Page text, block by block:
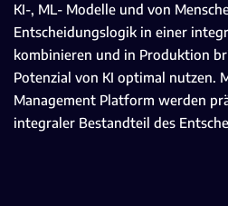
KI-, ML- Modelle und von
Entscheidungslogik in einer
kombinieren und in Produktion
Potenzial von KI optimal nutzen.
Management Platform werden
integraler Bestandteil des